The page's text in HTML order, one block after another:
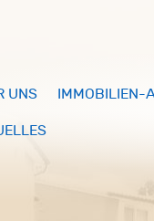
UNS IMMOBILIEN-